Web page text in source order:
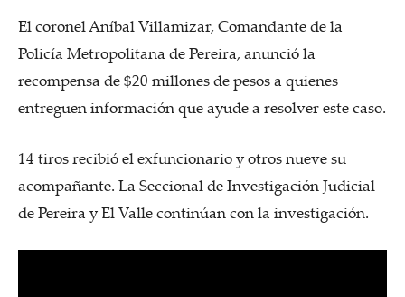
El coronel Aníbal Villamizar, Comandante de la
Policía Metropolitana de Pereira, anunció la
recompensa de $20 millones de pesos a quienes
entreguen información que ayude a resolver este caso.
14 tiros recibió el exfuncionario y otros nueve su
acompañante. La Seccional de Investigación Judicial
de Pereira y El Valle continúan con la investigación.